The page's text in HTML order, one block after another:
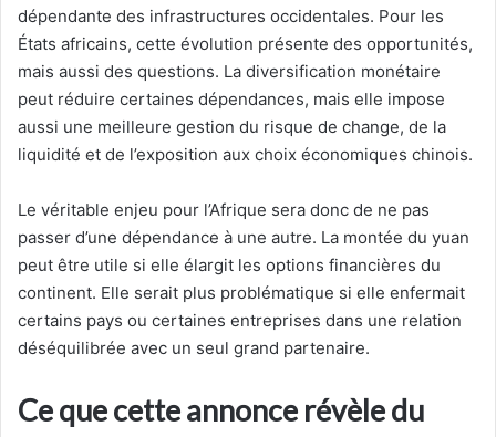
dépendante des infrastructures occidentales. Pour les
États africains, cette évolution présente des opportunités,
mais aussi des questions. La diversification monétaire
peut réduire certaines dépendances, mais elle impose
aussi une meilleure gestion du risque de change, de la
liquidité et de l’exposition aux choix économiques chinois.
Le véritable enjeu pour l’Afrique sera donc de ne pas
passer d’une dépendance à une autre. La montée du yuan
peut être utile si elle élargit les options financières du
continent. Elle serait plus problématique si elle enfermait
certains pays ou certaines entreprises dans une relation
déséquilibrée avec un seul grand partenaire.
Ce que cette annonce révèle du